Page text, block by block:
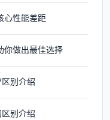
心性能差距
你做出最佳选择
别介绍
别介绍